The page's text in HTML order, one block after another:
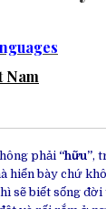
Nam
phải “hữu”,
hiển bày chứ
sẽ biết sống